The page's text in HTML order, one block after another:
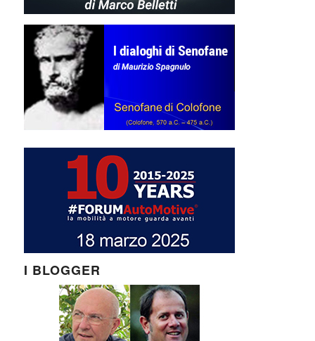
I BLOGGER